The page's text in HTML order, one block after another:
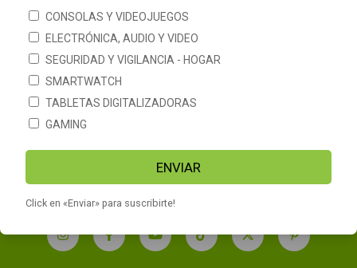
Conversor Smart Tv
$23.988 $96.990
CONSOLAS Y VIDEOJUEGOS
ELECTRÓNICA, AUDIO Y VIDEO
SEGURIDAD Y VIGILANCIA - HOGAR
SMARTWATCH
TABLETAS DIGITALIZADORAS
GAMING
ENVIAR
Click en «Enviar» para suscribirte!